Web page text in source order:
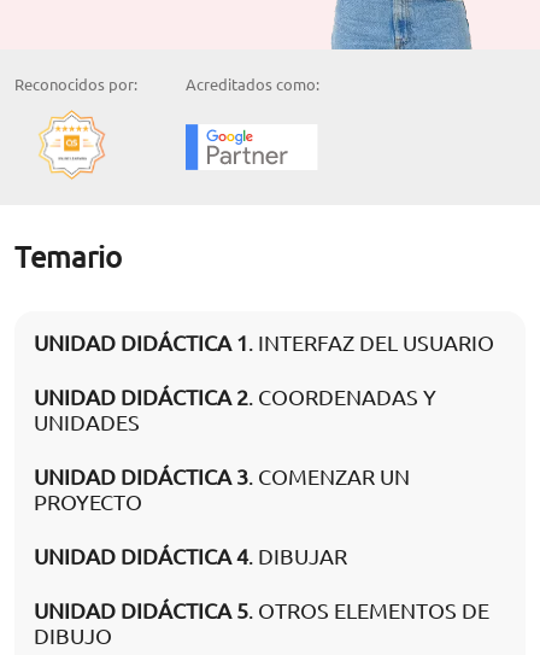
Reconocidos por: Acreditados como:
Temario
UNIDAD DIDÁCTICA 1. INTERFAZ DEL USUARIO
UNIDAD DIDÁCTICA 2. COORDENADAS Y
UNIDADES
UNIDAD DIDÁCTICA 3. COMENZAR UN
PROYECTO
UNIDAD DIDÁCTICA 4. DIBUJAR
UNIDAD DIDÁCTICA 5. OTROS ELEMENTOS DE
DIBUJO